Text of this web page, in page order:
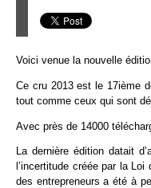
Voici venue la nouvelle
Ce cru 2013 est le 17ième
tout comme ceux qui sont
Avec près de 14000
La dernière édition datait
l’incertitude créée par la
des entrepreneurs a été à